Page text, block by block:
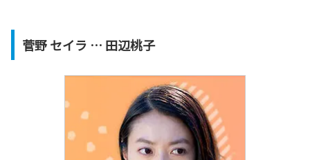
菅野 セイラ … 田辺桃子